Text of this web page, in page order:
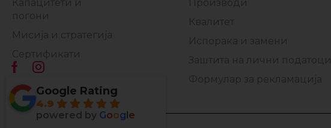
Капацитети и
погони
Мисија и стратегија
Сертификати
Производи
Квалитет
Испорака и замени
Заштита на лични податоци
Формулар за рекламација
Google Rating
4.9
powered by Google